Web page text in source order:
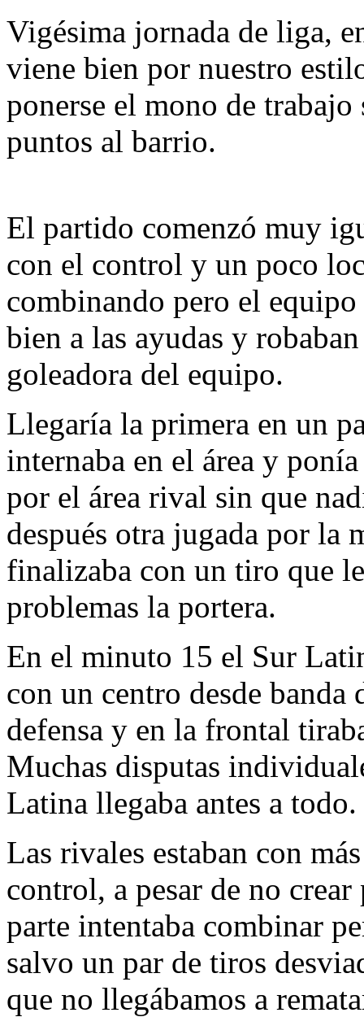
Vigésima jornada de liga,
viene bien por nuestro
ponerse el mono de
puntos al barrio.
El partido comenzó muy
con el control y un poco
combinando pero el
bien a las ayudas y
goleadora del equipo.
Llegaría la primera en un
internaba en el área y
por el área rival sin que
después otra jugada por la
finalizaba con un tiro que
problemas la portera.
En el minuto 15 el Sur
con un centro desde banda
defensa y en la frontal
Muchas disputas
Latina llegaba antes a todo.
Las rivales estaban con
control, a pesar de no
parte intentaba combinar
salvo un par de tiros
que no llegábamos a